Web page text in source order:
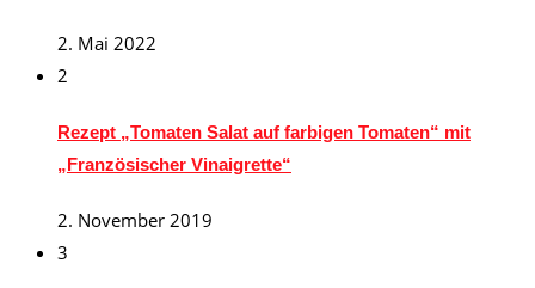
2. Mai 2022
2
Rezept „Tomaten Salat auf farbigen Tomaten“ mit
„Französischer Vinaigrette“
2. November 2019
3